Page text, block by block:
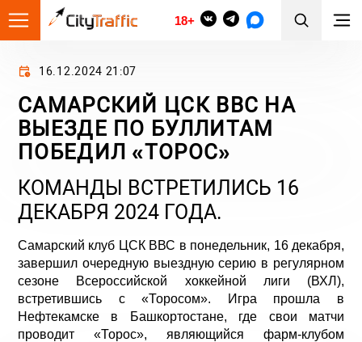
18+
16.12.2024 21:07
САМАРСКИЙ ЦСК ВВС НА
ВЫЕЗДЕ ПО БУЛЛИТАМ
ПОБЕДИЛ «ТОРОС»
КОМАНДЫ ВСТРЕТИЛИСЬ 16
ДЕКАБРЯ 2024 ГОДА.
Самарский клуб ЦСК ВВС в понедельник, 16 декабря,
завершил очередную выездную серию в регулярном
сезоне Всероссийской хоккейной лиги (ВХЛ),
встретившись с «Торосом». Игра прошла в
Нефтекамске в Башкортостане, где свои матчи
проводит «Торос», являющийся фарм-клубом